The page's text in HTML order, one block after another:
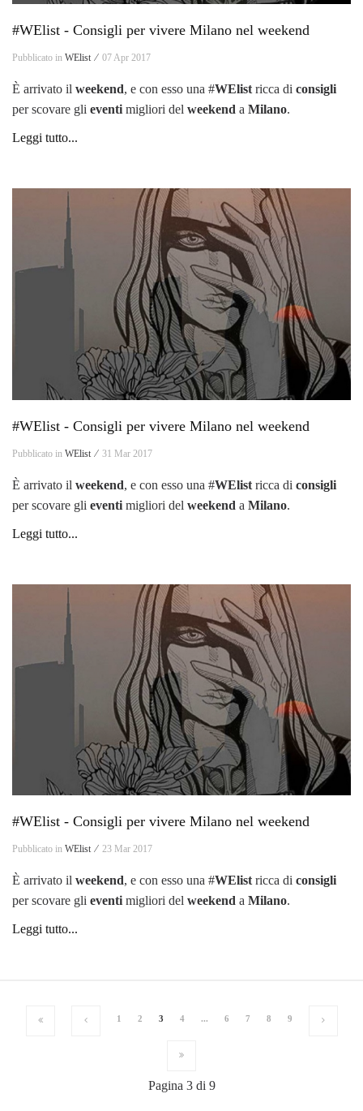
#WElist - Consigli per vivere Milano nel weekend
Pubblicato in WElist ⁄ 07 Apr 2017
È arrivato il weekend, e con esso una #WElist ricca di consigli
per scovare gli eventi migliori del weekend a Milano.
Leggi tutto...
#WElist - Consigli per vivere Milano nel weekend
Pubblicato in WElist ⁄ 31 Mar 2017
È arrivato il weekend, e con esso una #WElist ricca di consigli
per scovare gli eventi migliori del weekend a Milano.
Leggi tutto...
#WElist - Consigli per vivere Milano nel weekend
Pubblicato in WElist ⁄ 23 Mar 2017
È arrivato il weekend, e con esso una #WElistricca di consigli
per scovare gli eventimigliori del weekend a Milano.
Leggi tutto...
1 2 3 4 ... 6 7 8 9
Pagina 3 di 9